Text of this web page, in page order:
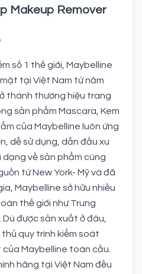
Makeup Remover
số 1 thế giới, Maybelline
tại Việt Nam từ năm
thành thương hiệu trang
sản phẩm Mascara, Kem
của Maybelline luôn ứng
dễ sử dụng, dẫn đầu xu
dạng về sản phẩm cùng
từ New York- Mỹ và đã
Maybelline sở hữu nhiều
thế giới như Trung
được sản xuất ở đâu,
quy trình kiểm soát
Maybelline toàn cầu.
hãng tại Việt Nam đều